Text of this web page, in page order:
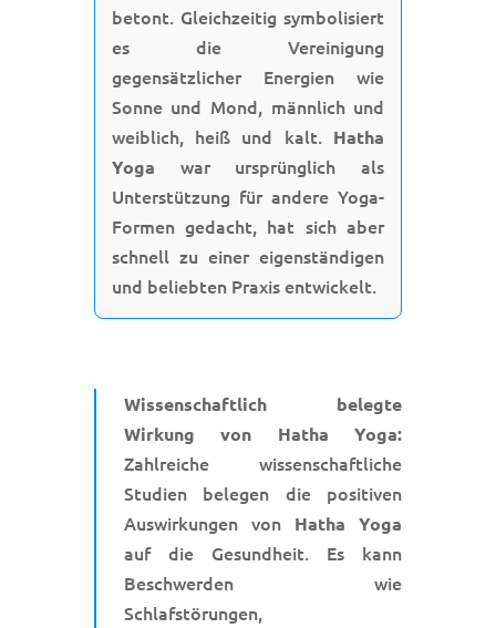
betont. Gleichzeitig symbolisiert
es die Vereinigung
gegensätzlicher Energien wie
Sonne und Mond, männlich und
weiblich, heiß und kalt. Hatha
Yoga war ursprünglich als
Unterstützung für andere Yoga-
Formen gedacht, hat sich aber
schnell zu einer eigenständigen
und beliebten Praxis entwickelt.
Wissenschaftlich belegte
Wirkung von Hatha Yoga:
Zahlreiche wissenschaftliche
Studien belegen die positiven
Auswirkungen von Hatha Yoga
auf die Gesundheit. Es kann
Beschwerden wie
Schlafstörungen,